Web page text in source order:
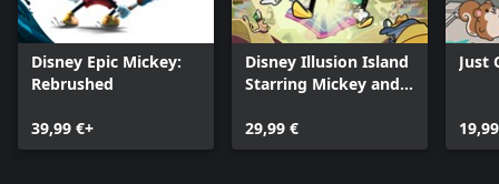
Disney Epic Mickey:
Rebrushed
39,99 €+
Disney Illusion Island
Starring Mickey and
29,99 €
Just